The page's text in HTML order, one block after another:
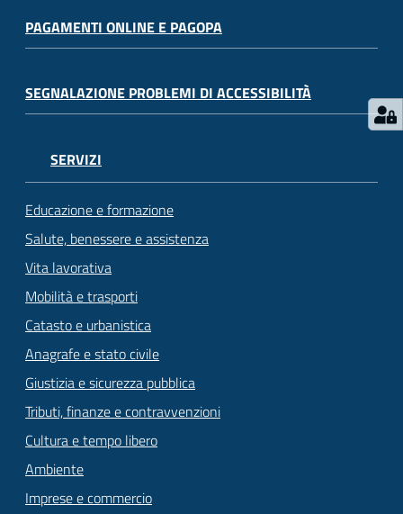
PAGAMENTI ONLINE E PAGOPA
SEGNALAZIONE PROBLEMI DI ACCESSIBILITÀ
SERVIZI
Educazione e formazione
Salute, benessere e assistenza
Vita lavorativa
Mobilità e trasporti
Catasto e urbanistica
Anagrafe e stato civile
Giustizia e sicurezza pubblica
Tributi, finanze e contravvenzioni
Cultura e tempo libero
Ambiente
Imprese e commercio